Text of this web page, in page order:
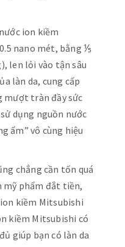
ion kiềm
nano mét, bằng ⅕
len lỏi vào tận sâu
làn da, cung cấp
mượt tràn đầy sức
dụng nguồn nước
ẩm” vô cùng hiệu
chẳng cần tốn quá
mỹ phẩm đắt tiền,
kiềm Mitsubishi
kiềm Mitsubishi có
giúp bạn có làn da